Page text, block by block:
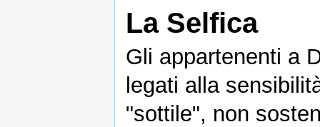
La Selfica
Gli appartenenti a
legati alla
"sottile", non